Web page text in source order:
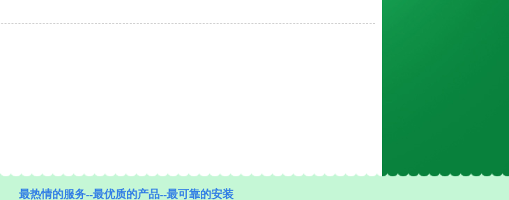
最热情的服务--最优质的产品--最可靠的安装